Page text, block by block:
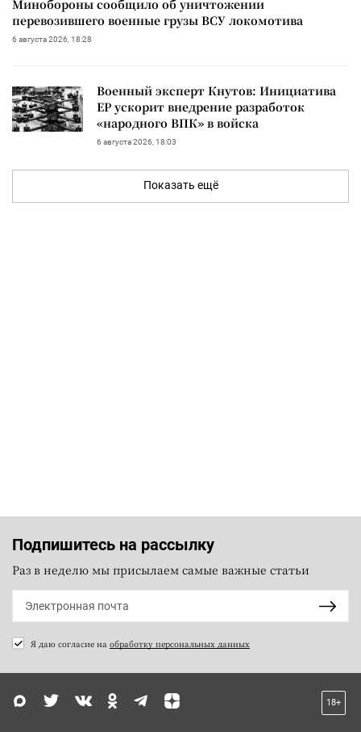
Минобороны сообщило об уничтожении
перевозившего военные грузы ВСУ локомотива
6 августа 2026, 18:28
Военный эксперт Кнутов: Инициатива
ЕР ускорит внедрение разработок
«народного ВПК» в войска
6 августа 2026, 18:03
Показать ещё
Подпишитесь на рассылку
Раз в неделю мы присылаем самые важные статьи
Я даю согласие на обработку персональных данных
18+